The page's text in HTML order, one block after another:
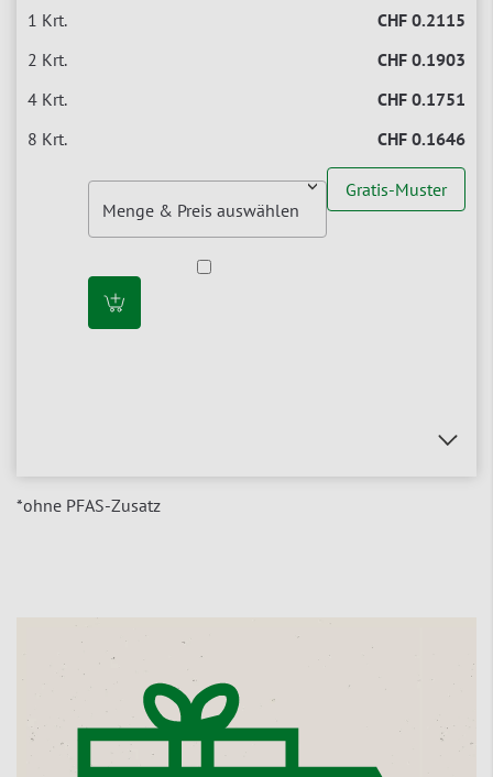
CHF 0.2115
CHF 0.1903
CHF 0.1751
CHF 0.1646
Gratis-Muster
*ohne PFAS-Zusatz